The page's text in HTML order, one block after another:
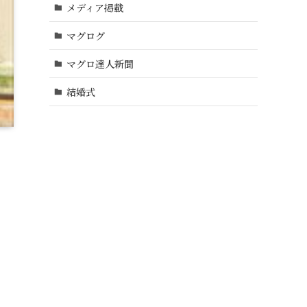
メディア掲載
マグログ
マグロ達人新聞
結婚式